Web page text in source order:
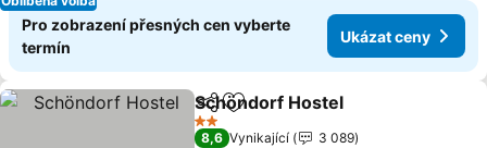
Pro zobrazení přesných cen vyberte
termín
Ukázat ceny
SdíletPřidat na seznam oblíbených
Schöndorf Hostel
2 Počet hvězdiček
8,6 Vynikající
3 089